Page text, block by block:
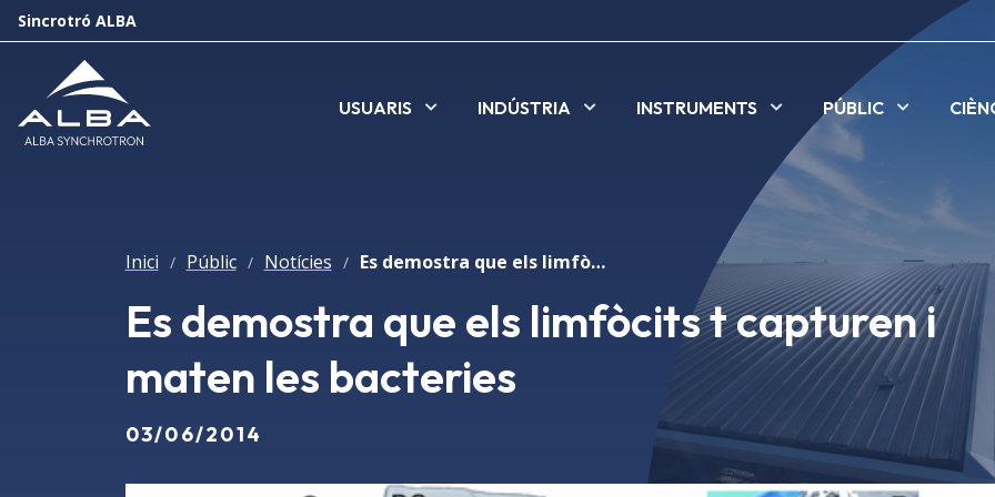
Sincrotró ALBA
USUARIS INDÚSTRIA INSTRUMENTS PÚBLIC
Inici / Públic / Notícies / Es demostra que els limfòcits t capturen i maten les bacteries
Es demostra que els limfòcits t capturen i
maten les bacteries
03/06/2014